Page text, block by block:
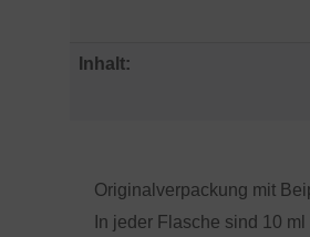
Inhalt:
Originalverpackung mit
In jeder Flasche sind 10